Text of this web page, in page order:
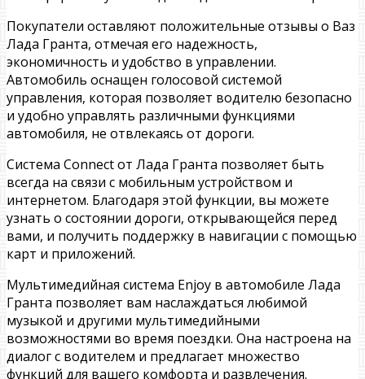
Покупатели оставляют положительные отзывы о Ваз
Лада Гранта, отмечая его надежность,
экономичность и удобство в управлении.
Автомобиль оснащен голосовой системой
управления, которая позволяет водителю безопасно
и удобно управлять различными функциями
автомобиля, не отвлекаясь от дороги.
Система Connect от Лада Гранта позволяет быть
всегда на связи с мобильным устройством и
интернетом. Благодаря этой функции, вы можете
узнать о состоянии дороги, открывающейся перед
вами, и получить поддержку в навигации с помощью
карт и приложений.
Мультимедийная система Enjoy в автомобиле Лада
Гранта позволяет вам наслаждаться любимой
музыкой и другими мультимедийными
возможностями во время поездки. Она настроена на
диалог с водителем и предлагает множество
функций для вашего комфорта и развлечения.